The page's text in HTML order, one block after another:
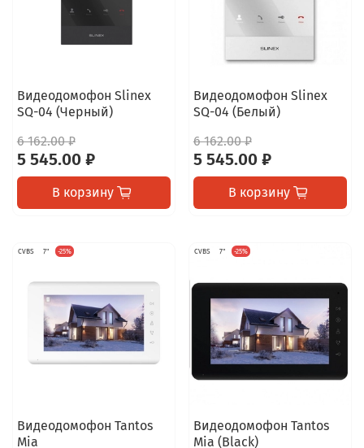
Видеодомофон Slinex
SQ-04 (Черный)
6 162.00 ₽
5 545.00 ₽
В корзину
Видеодомофон Slinex
SQ-04 (Белый)
6 162.00 ₽
5 545.00 ₽
В корзину
CVBS 7" -25%
Видеодомофон Tantos
Mia
CVBS 7" -25%
Видеодомофон Tantos
Mia (Black)